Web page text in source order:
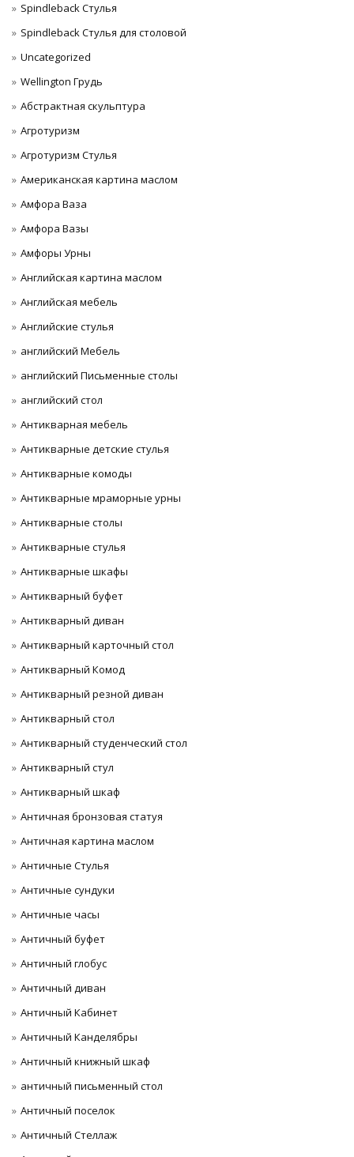
Spindleback Стулья
Spindleback Стулья для столовой
Uncategorized
Wellington Грудь
Абстрактная скульптура
Агротуризм
Агротуризм Стулья
Американская картина маслом
Амфора Ваза
Амфора Вазы
Амфоры Урны
Английская картина маслом
Английская мебель
Английские стулья
английский Мебель
английский Письменные столы
английский стол
Антикварная мебель
Антикварные детские стулья
Антикварные комоды
Антикварные мраморные урны
Антикварные столы
Антикварные стулья
Антикварные шкафы
Антикварный буфет
Антикварный диван
Антикварный карточный стол
Антикварный Комод
Антикварный резной диван
Антикварный стол
Антикварный студенческий стол
Антикварный стул
Антикварный шкаф
Античная бронзовая статуя
Античная картина маслом
Античные Стулья
Античные сундуки
Античные часы
Античный буфет
Античный глобус
Античный диван
Античный Кабинет
Античный Канделябры
Античный книжный шкаф
античный письменный стол
Античный поселок
Античный Стеллаж